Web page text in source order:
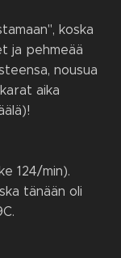
koska
ja pehmeää
nousua
aika
124/min).
tänään oli